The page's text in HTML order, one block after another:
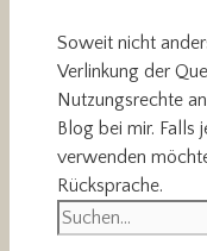
Soweit nicht
Verlinkung der
Nutzungsrechte
Blog bei mir. Falls
verwenden
Rücksprache.
Suchen